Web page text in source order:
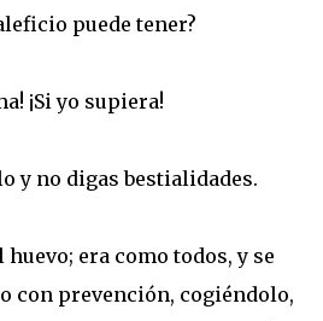
puede tener?
¡Si yo supiera!
y no digas bestialidades.
era como todos, y se
con prevención, cogiéndolo,